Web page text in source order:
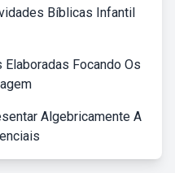
Bíblicas Infantil
Focando Os
Algebricamente A